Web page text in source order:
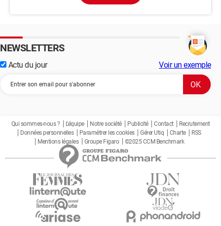
NEWSLETTERS
Actu du jour Voir un exemple
Qui sommes-nous ? L'équipe Notre société Publicité Contact
Recrutement
Données personnelles
Paramétrer les cookies Gérer Utiq Charte
RSS
Mentions légales
Groupe Figaro ©2025 CCM Benchmark